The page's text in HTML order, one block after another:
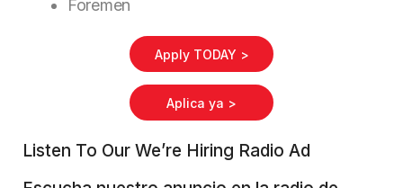
Foremen
Apply TODAY >
Aplica ya >
Listen To Our We’re Hiring Radio Ad